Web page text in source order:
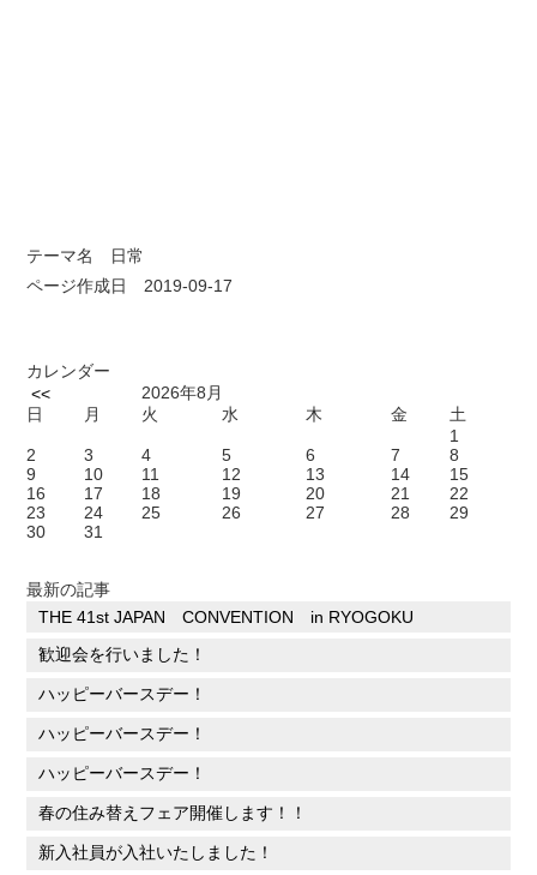
テーマ名
日常
ページ作成日 2019-09-17
カレンダー
<<
2026年8月
日
月 火 水 木 金
土
1
2
3 4 5 6 7
8
9
10 11 12 13 14
15
16
17 18 19 20 21
22
23
24 25 26 27 28
29
30
31
最新の記事
THE 41st JAPAN CONVENTION in RYOGOKU
歓迎会を行いました！
ハッピーバースデー！
ハッピーバースデー！
ハッピーバースデー！
春の住み替えフェア開催します！！
新入社員が入社いたしました！